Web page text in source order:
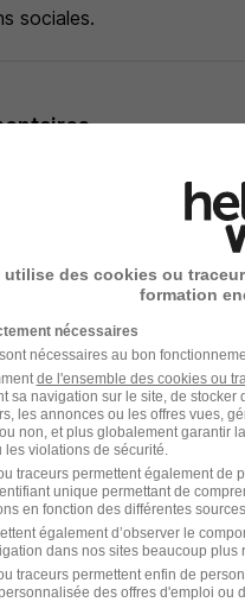
sociales.
nous misons sur
savoir-être comptent.
soit son profil, peut
que cette richesse
et notre capacité à
de laisser votre
nous.
nous misons sur
savoir-être comptent.
soit son profil, peut
que cette richesse
et notre capacité à
utilise des cookies ou
formation
nécessaires
nécessaires au bon
de l'ensemble des cookies ou
sa navigation sur le site, de
les annonces ou les offres vues,
non, et plus globalement garantir
violations de sécurité.
traceurs permettent également de
unique permettant de
en fonction des différentes
également d’observer le
dans nos sites beaucoup plus
traceurs permettent enfin de
des offres d'emploi ou